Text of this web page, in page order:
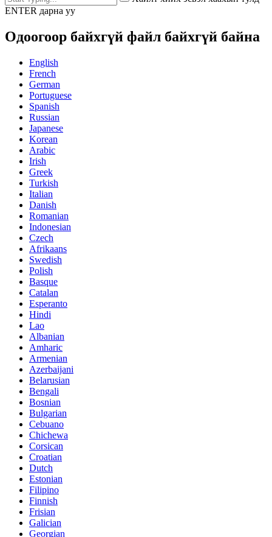
ENTER дарна уу
Одоогоор байхгүй файл байхгүй байна
English
French
German
Portuguese
Spanish
Russian
Japanese
Korean
Arabic
Irish
Greek
Turkish
Italian
Danish
Romanian
Indonesian
Czech
Afrikaans
Swedish
Polish
Basque
Catalan
Esperanto
Hindi
Lao
Albanian
Amharic
Armenian
Azerbaijani
Belarusian
Bengali
Bosnian
Bulgarian
Cebuano
Chichewa
Corsican
Croatian
Dutch
Estonian
Filipino
Finnish
Frisian
Galician
Georgian